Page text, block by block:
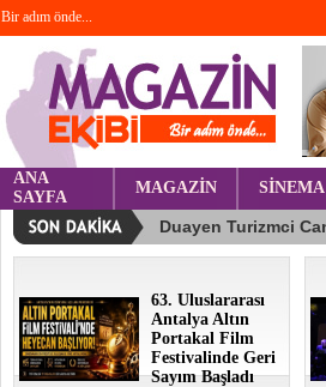
Bir adım önde...
ANA
SAYFA
MAGAZİN SİNEMA
63. Uluslararası
Antalya Altın
Portakal Film
Festivalinde Geri
Sayım Başladı